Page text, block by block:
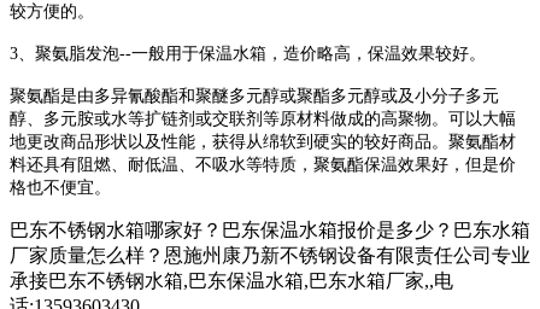
较方便的。
3、聚氨脂发泡--一般用于保温水箱，造价略高，保温效果较好。
聚氨酯是由多异氰酸酯和聚醚多元醇或聚酯多元醇或及小分子多元
醇、多元胺或水等扩链剂或交联剂等原材料做成的高聚物。可以大幅
地更改商品形状以及性能，获得从绵软到硬实的较好商品。聚氨酯材
料还具有阻燃、耐低温、不吸水等特质，聚氨酯保温效果好，但是价
格也不便宜。
巴东不锈钢水箱哪家好？巴东保温水箱报价是多少？巴东水箱
厂家质量怎么样？恩施州康乃新不锈钢设备有限责任公司专业
承接巴东不锈钢水箱,巴东保温水箱,巴东水箱厂家,,电